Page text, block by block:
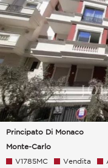
Principato Di Monaco
Monte-Carlo
V1785MC Vendita